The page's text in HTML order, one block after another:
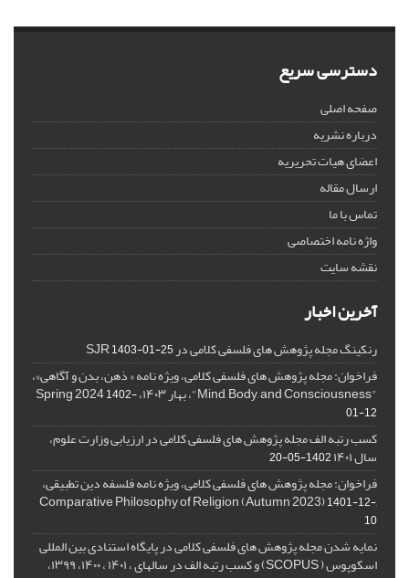
دسترسی سریع
صفحه اصلی
درباره نشریه
اعضای هیات تحریریه
ارسال مقاله
تماس با ما
واژه نامه اختصاصی
نقشه سایت
آخرین اخبار
رنکینگ مجله پژوهش های فلسفی کلامی در SJR1403-01-25
فراخوان: مجله پژوهش های فلسفی کلامی، ویژه نامه « ذهن، بدن و آگاهی»،
"Mind, Body, and Consciousness"، بهار ۱۴۰۳، Spring 2024
1402-
01-12
کسب رتبه الف مجله پژوهش های فلسفی کلامی در ارزیابی وزارت علوم،
سال ۱۴۰۱ 1402-05-20
فراخوان: مجله پژوهش های فلسفی کلامی، ویژه نامه فلسفه دین تطبیقی،
,Comparative Philosophy of Religion (Autumn 2023)
1401-12-
10
نمایه شدن مجله پژوهش های فلسفی کلامی در پایگاه استنادی بین المللی
اسکوپوس ( SCOPUS) و کسب رتبه الف در سالهای ، ۱۴۰۱ ، ۱۴۰۰، ۱۳۹۹،